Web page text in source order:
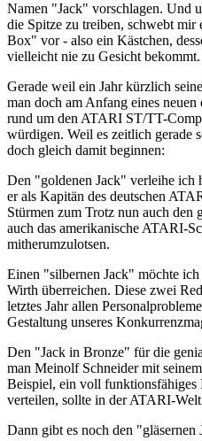
Namen "Jack" vorschlagen. Und
die Spitze zu treiben, schwebt
Box" vor - also ein Kästchen,
vielleicht nie zu Gesicht bekommt.
Gerade weil ein Jahr kürzlich
man doch am Anfang eines
rund um den ATARI ST/TT-
würdigen. Weil es zeitlich gerade
doch gleich damit beginnen:
Den "goldenen Jack" verleihe
er als Kapitän des deutschen
Stürmen zum Trotz nun auch
auch das amerikanische ATARI-
mitherumzulotsen.
Einen "silbernen Jack" möchte
Wirth überreichen. Diese zwei
letztes Jahr allen
Gestaltung unseres
Den "Jack in Bronze" für die
man Meinolf Schneider mit
Beispiel, ein voll funktionsfähiges
verteilen, sollte in der ATARI-
Dann gibt es noch den